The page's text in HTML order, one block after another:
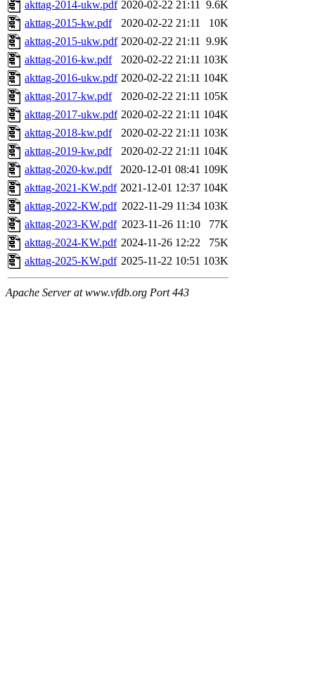
akttag-2014-ukw.pdf 2020-02-22 21:11 9.6K
akttag-2015-kw.pdf
2020-02-22 21:11
10K
akttag-2015-ukw.pdf 2020-02-22 21:11 9.9K
akttag-2016-kw.pdf
2020-02-22 21:11 103K
akttag-2016-ukw.pdf 2020-02-22 21:11 104K
akttag-2017-kw.pdf
2020-02-22 21:11 105K
akttag-2017-ukw.pdf 2020-02-22 21:11 104K
akttag-2018-kw.pdf
2020-02-22 21:11 103K
akttag-2019-kw.pdf
2020-02-22 21:11 104K
akttag-2020-kw.pdf
2020-12-01 08:41 109K
akttag-2021-KW.pdf 2021-12-01 12:37 104K
akttag-2022-KW.pdf 2022-11-29 11:34 103K
akttag-2023-KW.pdf 2023-11-26 11:10
77K
akttag-2024-KW.pdf 2024-11-26 12:22
75K
akttag-2025-KW.pdf 2025-11-22 10:51 103K
Apache Server at www.vfdb.org Port 443